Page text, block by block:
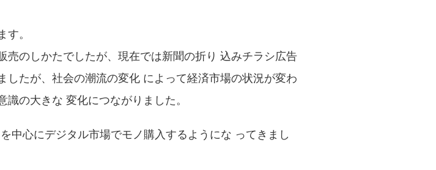
。
のしかたでしたが、現在では新聞の折り 込みチラシ広告
たが、社会の潮流の変化 によって経済市場の状況が変わ
の大きな 変化につながりました。
中心にデジタル市場でモノ購入するようにな ってきまし